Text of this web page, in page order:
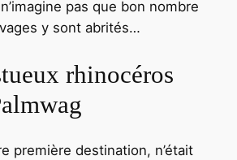
pas que bon nombre
y sont abrités…
rhinocéros
première destination, n’était